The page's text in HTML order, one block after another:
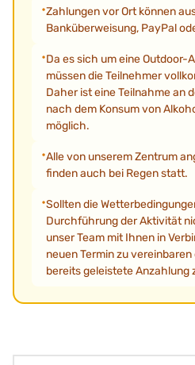
Zahlungen vor Ort können
Banküberweisung, PayPal
Da es sich um eine Outdoor-
müssen die Teilnehmer
Daher ist eine Teilnahme an
nach dem Konsum von
möglich.
Alle von unserem Zentrum
finden auch bei Regen statt.
Sollten die
Durchführung der Aktivität
unser Team mit Ihnen in
neuen Termin zu
bereits geleistete Anzahlung